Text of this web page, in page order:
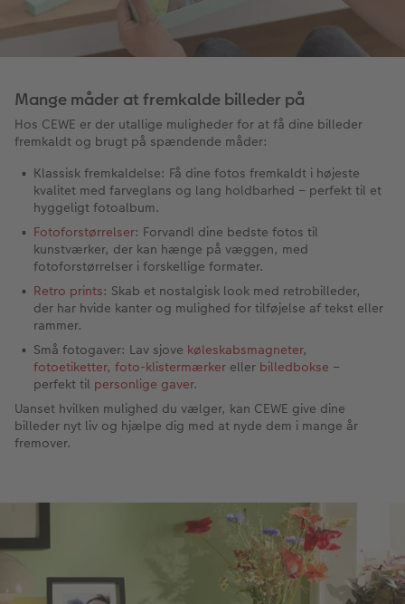
Mange måder at fremkalde billeder på
Hos CEWE er der utallige muligheder for at få dine billeder
fremkaldt og brugt på spændende måder:
Klassisk fremkaldelse: Få dine fotos fremkaldt i højeste
kvalitet med farveglans og lang holdbarhed – perfekt til et
hyggeligt fotoalbum.
Fotoforstørrelser: Forvandl dine bedste fotos til
kunstværker, der kan hænge på væggen, med
fotoforstørrelser i forskellige formater.
Retro prints: Skab et nostalgisk look med retrobilleder,
der har hvide kanter og mulighed for tilføjelse af tekst eller
rammer.
Små fotogaver: Lav sjove køleskabsmagneter,
fotoetiketter, foto-klistermærker eller billedbokse –
perfekt til personlige gaver.
Uanset hvilken mulighed du vælger, kan CEWE give dine
billeder nyt liv og hjælpe dig med at nyde dem i mange år
fremover.